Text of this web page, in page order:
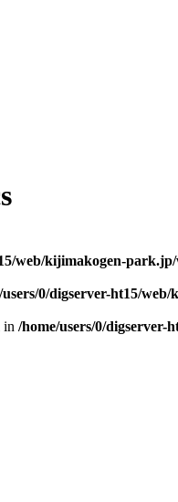
web/kijimakogen-
users/0/digserver-ht15/
in /home/users/0/